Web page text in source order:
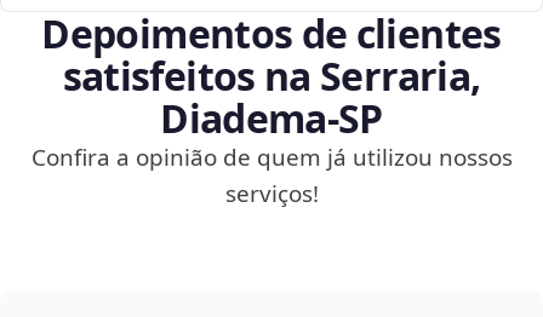
Depoimentos de clientes
satisfeitos na Serraria,
Diadema‑SP
Confira a opinião de quem já utilizou nossos
serviços!